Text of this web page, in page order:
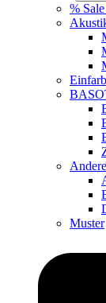
%
Muster